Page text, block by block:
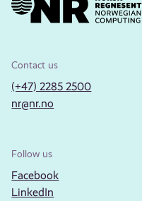
Contact us
(+47) 2285 2500
nr@nr.no
Follow us
Facebook
LinkedIn